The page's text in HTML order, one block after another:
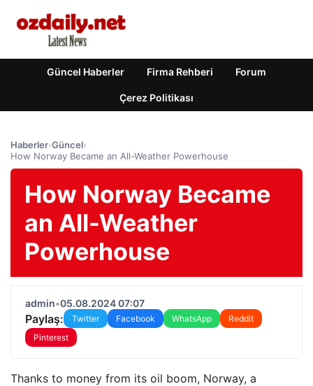
Güncel Haberler Firma Rehberi Forum
Çerez Politikası
Haberler›Güncel›
How Norway Became an All-Weather Powerhouse
How Norway Became
an All-Weather
Powerhouse
admin•05.08.2024 07:07
Paylaş: Twitter Facebook WhatsApp
Reddit
Pinterest
Thanks to money from its oil boom, Norway, a